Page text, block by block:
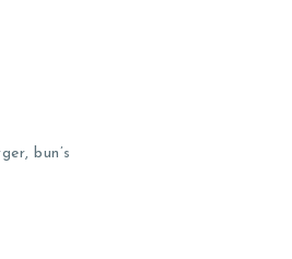
bun’s